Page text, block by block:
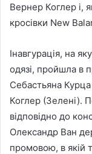
Вернер Коглер і,
кросівки New
Інавгурація, на
одязі, пройшла в
Себастьяна
Коглер (Зелені).
відповідно до
Олександр Ван
промовою, в якій